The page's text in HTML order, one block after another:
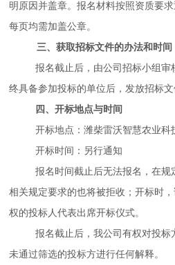
明原因并盖章。报名材料按照资质要
每页均需加盖公章。
三、获取招标文件的办法和时间
报名截止后，由公司招标小组
终具备参加投标的单位后，发放招标文
四、开标地点与时间
开标地点：潍柴雷沃智慧农业科
开标时间：另行通知
报名时间截止后无法报名 ，在
相关规定要求的也将被拒收；开标时
权的投标人代表出席开标仪式。
报名截止后，我公司有权对投
未通过筛选的投标方进行任何解释。